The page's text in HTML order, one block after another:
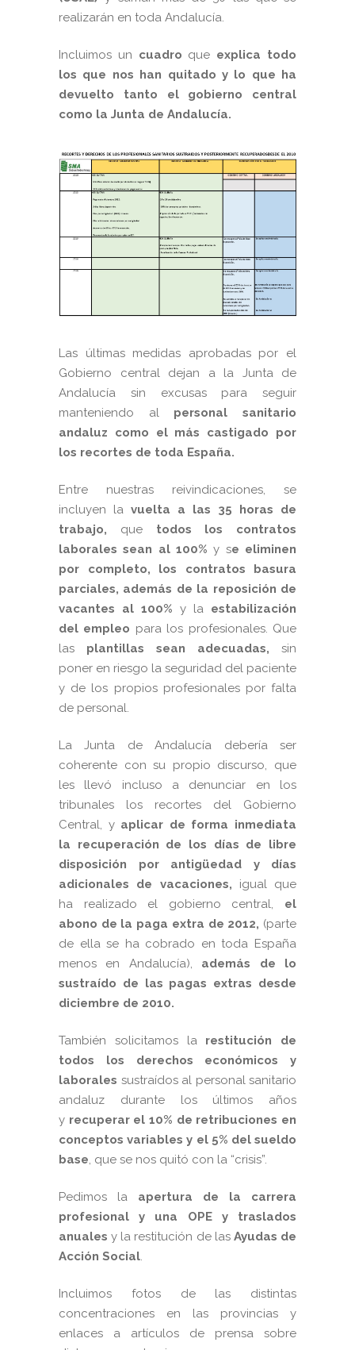
realizarán en toda Andalucía.
Incluimos un cuadro que explica todo
los que nos han quitado y lo que ha
devuelto tanto el gobierno central
como la Junta de Andalucía.
Las últimas medidas aprobadas por el
Gobierno central dejan a la Juntade
Andalucía sin excusas para seguir
manteniendo al personal sanitario
andaluz como el más castigado por
los recortes de toda España.
Entre nuestras reivindicaciones, se
incluyen la vuelta a las 35 horas de
trabajo, que todos los contratos
laborales sean al 100% y se eliminen
por completo, los contratos basura
parciales, además de la reposición de
vacantes al 100% y la estabilización
del empleo para los profesionales. Que
las plantillas sean adecuadas, sin
poner en riesgo la seguridad del paciente
y de los propios profesionales por falta
de personal.
La Junta de Andalucía debería ser
coherente con su propio discurso, que
les llevó incluso a denunciar en los
tribunales los recortes del Gobierno
Central, y aplicar de forma inmediata
la recuperación de los días de libre
disposición por antigüedad y días
adicionales de vacaciones, igual que
ha realizado el gobierno central, el
abono de la paga extra de 2012, (parte
de ella se ha cobrado en toda España
menos en Andalucía), además de lo
sustraído de las pagas extras desde
diciembre de 2010.
También solicitamos la restitución de
todos los derechos económicos y
laborales sustraídos al personal sanitario
andaluz durante los últimos años
y recuperar el 10% de retribuciones en
conceptos variables y el 5% del sueldo
base, que se nos quitó con la “crisis”.
Pedimos la apertura de la carrera
profesional y una OPE y traslados
anuales y la restitución de las Ayudas de
Acción Social.
Incluimos fotos de las distintas
concentraciones en las provincias y
enlaces a artículos de prensa sobre